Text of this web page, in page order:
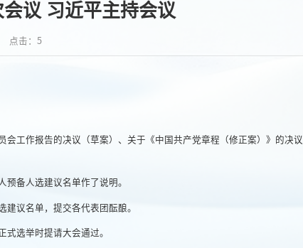
议 习近平主持会议
点击： 5
工作报告的决议（草案）、关于《中国共产党章程（修正案）》的决议
备人选建议名单作了说明。
议名单，提交各代表团酝酿。
选举时提请大会通过。